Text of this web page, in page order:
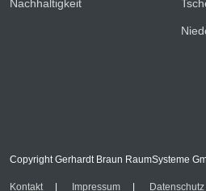
Nachhaltigkeit
Copyright Gerhardt Braun RaumSysteme
Kontakt Impressum Datenschutz